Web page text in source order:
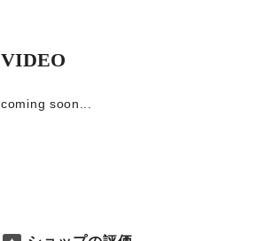
VIDEO
coming soon...